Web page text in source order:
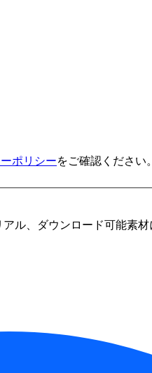
ポリシーをご確認ください
ル、ダウンロード可能素